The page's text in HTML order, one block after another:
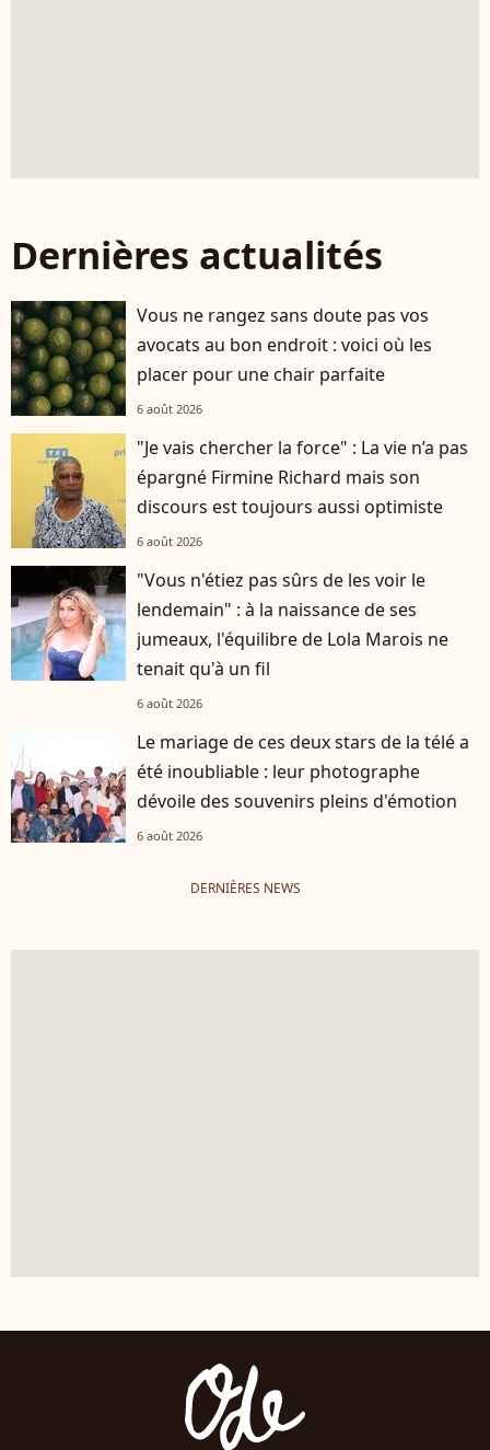
Dernières actualités
Vous ne rangez sans doute pas vos
avocats au bon endroit : voici où les
placer pour une chair parfaite
6 août 2026
"Je vais chercher la force" : La vie n’a pas
épargné Firmine Richard mais son
discours est toujours aussi optimiste
6 août 2026
"Vous n'étiez pas sûrs de les voir le
lendemain" : à la naissance de ses
jumeaux, l'équilibre de Lola Marois ne
tenait qu'à un fil
6 août 2026
Le mariage de ces deux stars de la télé a
été inoubliable : leur photographe
dévoile des souvenirs pleins d'émotion
6 août 2026
DERNIÈRES NEWS